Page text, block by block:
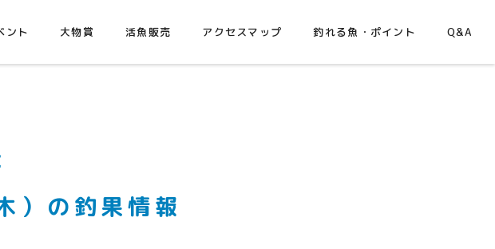
ント 大物賞 活魚販売 アクセスマップ 釣れる魚・ポイント Q&A
の釣果情報